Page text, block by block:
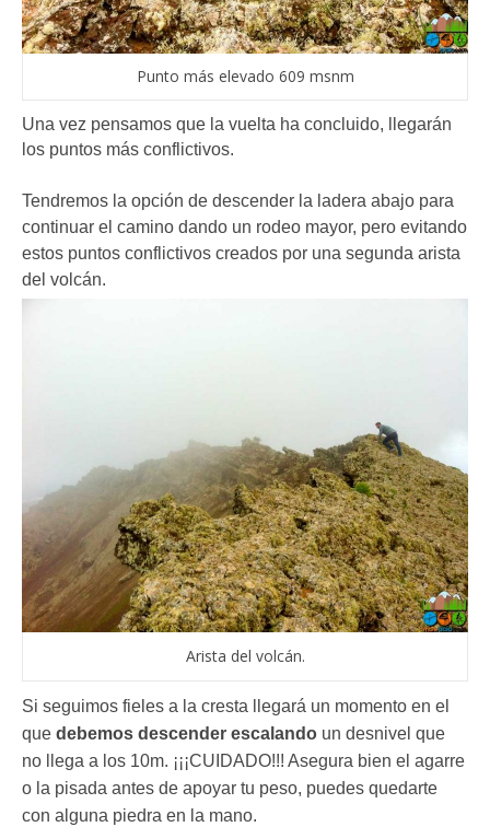
Punto más elevado 609 msnm
Una vez pensamos que la vuelta ha concluido, llegarán
los puntos más conflictivos.
Tendremos la opción de descender la ladera abajo para
continuar el camino dando un rodeo mayor, pero evitando
estos puntos conflictivos creados por una segunda arista
del volcán.
Arista del volcán.
Si seguimos fieles a la cresta llegará un momento en el
que debemos descender escalando un desnivel que
no llega a los 10m. ¡¡¡CUIDADO!!! Asegura bien el agarre
o la pisada antes de apoyar tu peso, puedes quedarte
con alguna piedra en la mano.